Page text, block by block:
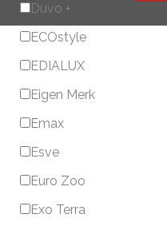
Duvo +
ECOstyle
EDIALUX
Eigen Merk
Emax
Esve
Euro Zoo
Exo Terra